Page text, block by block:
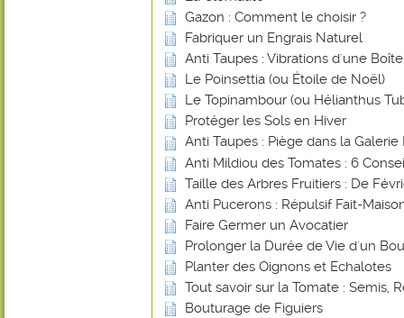
Gazon : Comment le choisir ?
Fabriquer un Engrais Naturel
Anti Taupes : Vibrations d'une
Le Poinsettia (ou Étoile de Noël)
Le Topinambour (ou Hélianthus
Protéger les Sols en Hiver
Anti Taupes : Piège dans la Galerie
Anti Mildiou des Tomates : 6
Taille des Arbres Fruitiers : De
Anti Pucerons : Répulsif Fait-
Faire Germer un Avocatier
Prolonger la Durée de Vie d'un
Planter des Oignons et Echalotes
Tout savoir sur la Tomate : Semis,
Bouturage de Figuiers